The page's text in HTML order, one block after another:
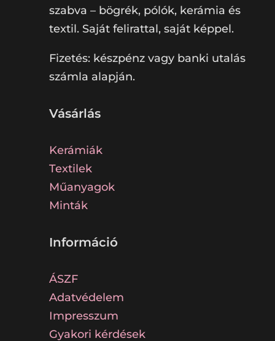
szabva – bögrék, pólók, kerámia és
textil. Saját felirattal, saját képpel.
Fizetés: készpénz vagy banki utalás
számla alapján.
Vásárlás
Kerámiák
Textilek
Műanyagok
Minták
Információ
ÁSZF
Adatvédelem
Impresszum
Gyakori kérdések